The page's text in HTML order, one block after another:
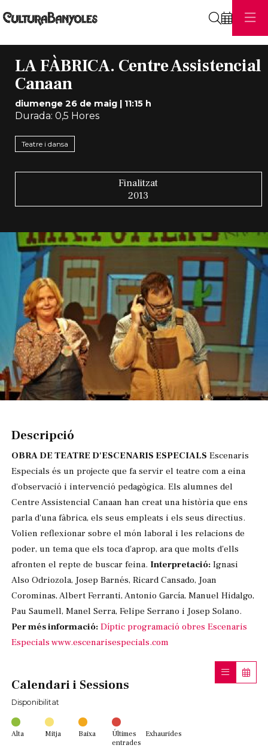
LA FÀBRICA. Centre Assistencial
Canaan
diumenge 26 de maig| 11:15 h
Durada: 0,5 Hores
Teatre i dansa
Finalitzat
2013
Descripció
OBRA DE TEATRE D'ESCENARIS ESPECIALS Escenaris
Especials és un projecte que fa servir el teatre com a eina
d'observació i intervenció pedagògica. Els alumnes del
Centre Assistencial Canaan han creat una història que ens
parla d'una fàbrica, els seus empleats i els seus directius.
Volien reflexionar sobre el món laboral i les relacions de
poder, un tema que els toca d'aprop, ara que molts d'ells
afronten el repte de buscar feina. Interpretació: Ignasi
Also Odriozola, Josep Barnés, Ricard Cansado, Joan
Corominas, Albert Ferranti, Antonio García, Manuel Hidalgo,
Pau Saumell, Manel Serra, Felipe Serrano i Josep Solano.
Per més informació: Díptic programació obres Escenaris
Especials www.escenarisespecials.com
Calendari i Sessions
Disponibilitat
Alta Mitja Baixa
Últimes
entrades
Exhaurides